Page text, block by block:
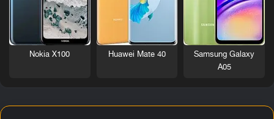
Samsung Galaxy
A05
Huawei Mate 40
Nokia X100